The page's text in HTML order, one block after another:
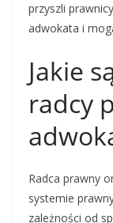
przyszli
adwokata i
Jakie
radcy
Radca prawny
systemie
zależności od